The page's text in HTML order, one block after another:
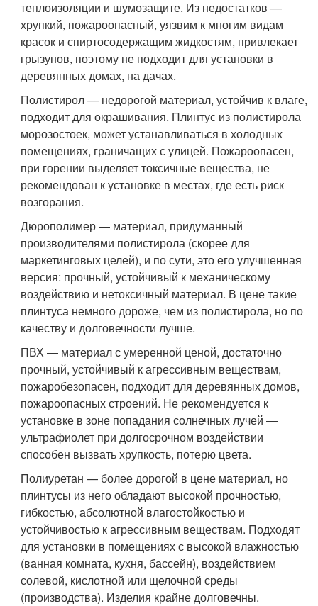
теплоизоляции и шумозащите. Из недостатков —
хрупкий, пожароопасный, уязвим к многим видам
красок и спиртосодержащим жидкостям, привлекает
грызунов, поэтому не подходит для установки в
деревянных домах, на дачах.
Полистирол — недорогой материал, устойчив к влаге,
подходит для окрашивания. Плинтус из полистирола
морозостоек, может устанавливаться в холодных
помещениях, граничащих с улицей. Пожароопасен,
при горении выделяет токсичные вещества, не
рекомендован к установке в местах, где есть риск
возгорания.
Дюрополимер — материал, придуманный
производителями полистирола (скорее для
маркетинговых целей), и по сути, это его улучшенная
версия: прочный, устойчивый к механическому
воздействию и нетоксичный материал. В цене такие
плинтуса немного дороже, чем из полистирола, но по
качеству и долговечности лучше.
ПВХ — материал с умеренной ценой, достаточно
прочный, устойчивый к агрессивным веществам,
пожаробезопасен, подходит для деревянных домов,
пожароопасных строений. Не рекомендуется к
установке в зоне попадания солнечных лучей —
ультрафиолет при долгосрочном воздействии
способен вызвать хрупкость, потерю цвета.
Полиуретан — более дорогой в цене материал, но
плинтусы из него обладают высокой прочностью,
гибкостью, абсолютной влагостойкостью и
устойчивостью к агрессивным веществам. Подходят
для установки в помещениях с высокой влажностью
(ванная комната, кухня, бассейн), воздействием
солевой, кислотной или щелочной среды
(производства). Изделия крайне долговечны.